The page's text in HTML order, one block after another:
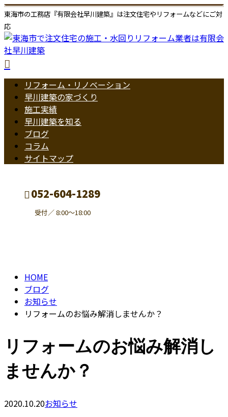
東海市の工務店『有限会社早川建築』は注文住宅やリフォームなどにご対
応
リフォーム・リノベーション
早川建築の家づくり
施工実績
早川建築を知る
ブログ
コラム
サイトマップ
052-604-1289
受付／ 8:00～18:00
HOME
ブログ
お知らせ
リフォームのお悩み解消しませんか？
リフォームのお悩み解消し
ませんか？
2020.10.20お知らせ